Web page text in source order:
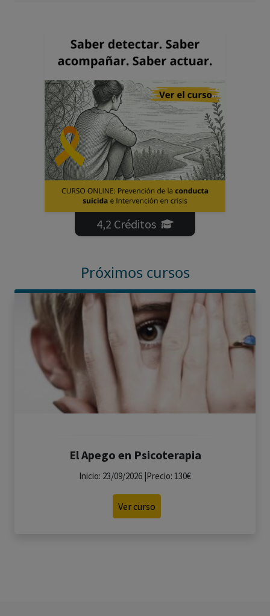
4,2 Créditos
Próximos cursos
El Apego en Psicoterapia
Inicio: 23/09/2026 |Precio: 130€
Ver curso